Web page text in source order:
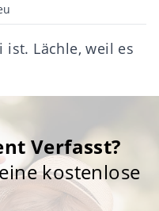
ist. Lächle, weil es
Verfasst?
kostenlose